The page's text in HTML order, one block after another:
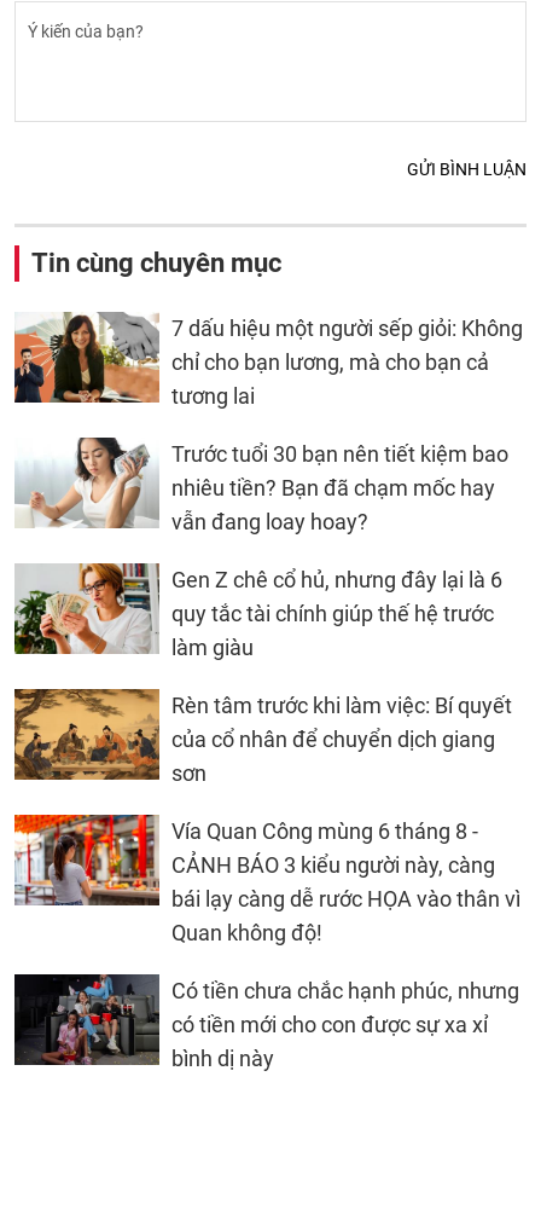
GỬI BÌNH LUẬN
Tin cùng chuyên mục
7 dấu hiệu một người sếp giỏi: Không
chỉ cho bạn lương, mà cho bạn cả
tương lai
Trước tuổi 30 bạn nên tiết kiệm bao
nhiêu tiền? Bạn đã chạm mốc hay
vẫn đang loay hoay?
Gen Z chê cổ hủ, nhưng đây lại là 6
quy tắc tài chính giúp thế hệ trước
làm giàu
Rèn tâm trước khi làm việc: Bí quyết
của cổ nhân để chuyển dịch giang
sơn
Vía Quan Công mùng 6 tháng 8 -
CẢNH BÁO 3 kiểu người này, càng
bái lạy càng dễ rước HỌA vào thân vì
Quan không độ!
Có tiền chưa chắc hạnh phúc, nhưng
có tiền mới cho con được sự xa xỉ
bình dị này